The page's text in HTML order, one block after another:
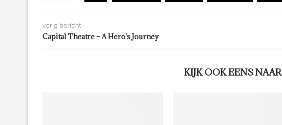
vorig bericht
Capital Theatre – A Hero's Journey
KIJK OOK EENS NAAR